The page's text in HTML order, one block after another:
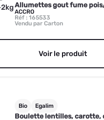
Allumettes gout fume
ACCRO
Réf : 165533
Vendu par Carton
Voir le produit
Bio Egalim
Boulette lentilles, carotte,